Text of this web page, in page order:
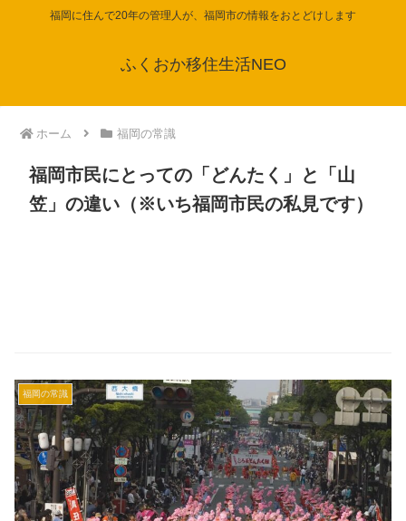
福岡に住んで20年の管理人が、福岡市の情報をおとどけします
ふくおか移住生活NEO
ホーム 福岡の常識
福岡市民にとっての「どんたく」と「山
笠」の違い（※いち福岡市民の私見です）
福岡の常識